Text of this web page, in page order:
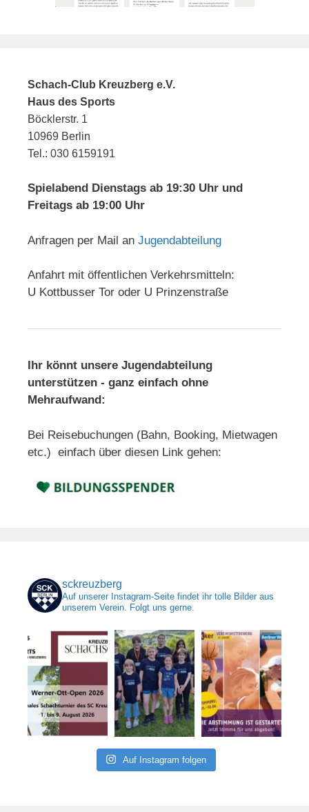
Schach-Club Kreuzberg e.V.
Haus des Sports
Böcklerstr. 1
10969 Berlin
Tel.: 030 6159191
Spielabend Dienstags ab 19:30 Uhr und
Freitags ab 19:00 Uhr
Anfragen per Mail an Jugendabteilung
Anfahrt mit öffentlichen Verkehrsmitteln:
U Kottbusser Tor oder U Prinzenstraße
Ihr könnt unsere Jugendabteilung
unterstützen - ganz einfach ohne
Mehraufwand:
Bei Reisebuchungen (Bahn, Booking, Mietwagen
etc.) einfach über diesen Link gehen:
sckreuzberg
Auf unserer Instagram-Seite findet ihr tolle Bilder aus
unserem Verein. Folgt uns gerne.
Auf Instagram folgen